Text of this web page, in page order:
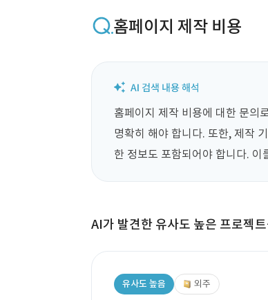
홈페이지 제작 비용
홈페이지 제작 비용에 대한 문의
명확히 해야 합니다. 또한, 제작
한 정보도 포함되어야 합니다.
AI가 발견한 유사도 높은 프로젝
유사도 높음 외주